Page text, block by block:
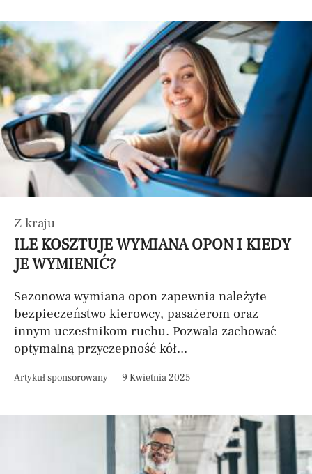
Z kraju
ILE KOSZTUJE WYMIANA OPON I KIEDY
JE WYMIENIĆ?
Sezonowa wymiana opon zapewnia należyte
bezpieczeństwo kierowcy, pasażerom oraz
innym uczestnikom ruchu. Pozwala zachować
optymalną przyczepność kół...
Artykuł sponsorowany 9 Kwietnia 2025